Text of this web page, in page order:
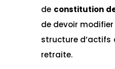
de constitution
de devoir
structure d’actifs
retraite.